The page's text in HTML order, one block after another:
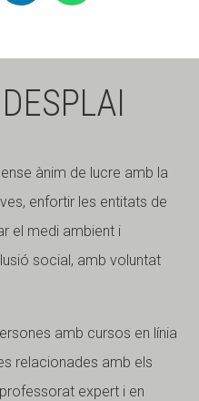
ànim de lucre amb la
enfortir les entitats de
el medi ambient i
social, amb voluntat
amb cursos en línia
relacionades amb els
expert i en